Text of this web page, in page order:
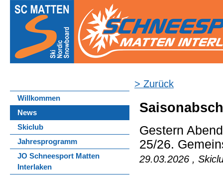
Willkommen
News
Skiclub
Jahresprogramm
JO Schneesport Matten
Interlaken
> Zurück
Gestern
25/26.
29.03.2026 ,